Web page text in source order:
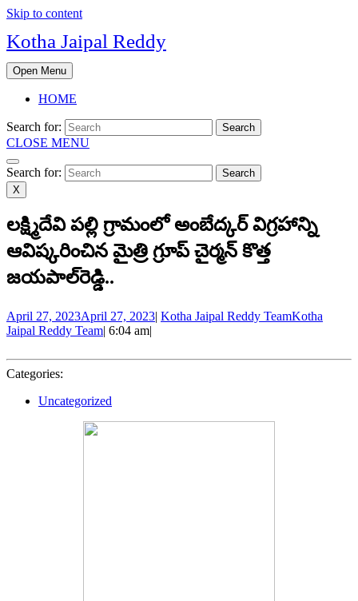
Skip to content
Kotha Jaipal Reddy
Open Menu
HOME
Search for:
CLOSE MENU
Search for:
X
లక్ష్మిదేవి పల్లి గ్రామంలో అంబేద్కర్‌ విగ్రహాన్ని
ఆవిష్కరించిన మైత్రి గ్రూప్‌ చైర్మన్‌ కొత్త
జయపాల్‌రెడ్డి..
April 27, 2023April 27, 2023| Kotha Jaipal Reddy TeamKotha
Jaipal Reddy Team| 6:04 am|
Categories:
Uncategorized